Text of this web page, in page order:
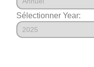
Sélectionner Year: